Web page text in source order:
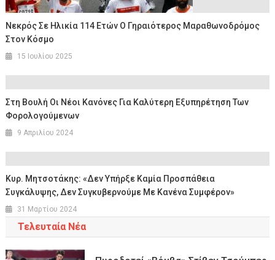
Νεκρός Σε Ηλικία 114 Ετών Ο Γηραιότερος Μαραθωνοδρόμος
Στον Κόσμο
15 Ιουλίου 2025
Στη Βουλή Οι Νέοι Κανόνες Για Καλύτερη Εξυπηρέτηση Των
Φορολογούμενων
9 Απριλίου 2024
Κυρ. Μητσοτάκης: «Δεν Υπήρξε Καμία Προσπάθεια
Συγκάλυψης, Δεν Συγκυβερνούμε Με Κανένα Συμφέρον»
31 Μαρτίου 2024
Τελευταία Νέα